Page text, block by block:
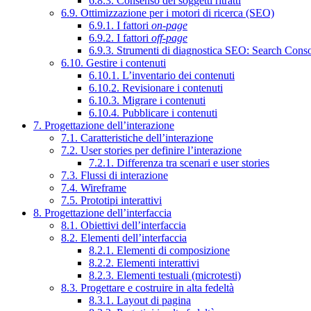
6.9. Ottimizzazione per i motori di ricerca (SEO)
6.9.1. I fattori on-page
6.9.2. I fattori off-page
6.9.3. Strumenti di diagnostica SEO: Search
6.10. Gestire i contenuti
6.10.1. L’inventario dei contenuti
6.10.2. Revisionare i contenuti
6.10.3. Migrare i contenuti
6.10.4. Pubblicare i contenuti
7. Progettazione dell’interazione
7.1. Caratteristiche dell’interazione
7.2. User stories per definire l’interazione
7.2.1. Differenza tra scenari e user stories
7.3. Flussi di interazione
7.4. Wireframe
7.5. Prototipi interattivi
8. Progettazione dell’interfaccia
8.1. Obiettivi dell’interfaccia
8.2. Elementi dell’interfaccia
8.2.1. Elementi di composizione
8.2.2. Elementi interattivi
8.2.3. Elementi testuali (microtesti)
8.3. Progettare e costruire in alta fedeltà
8.3.1. Layout di pagina